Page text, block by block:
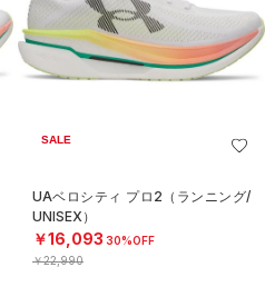
SALE
UAベロシティ プロ2（ランニング/
UNISEX）
￥16,093 30%OFF
￥22,990